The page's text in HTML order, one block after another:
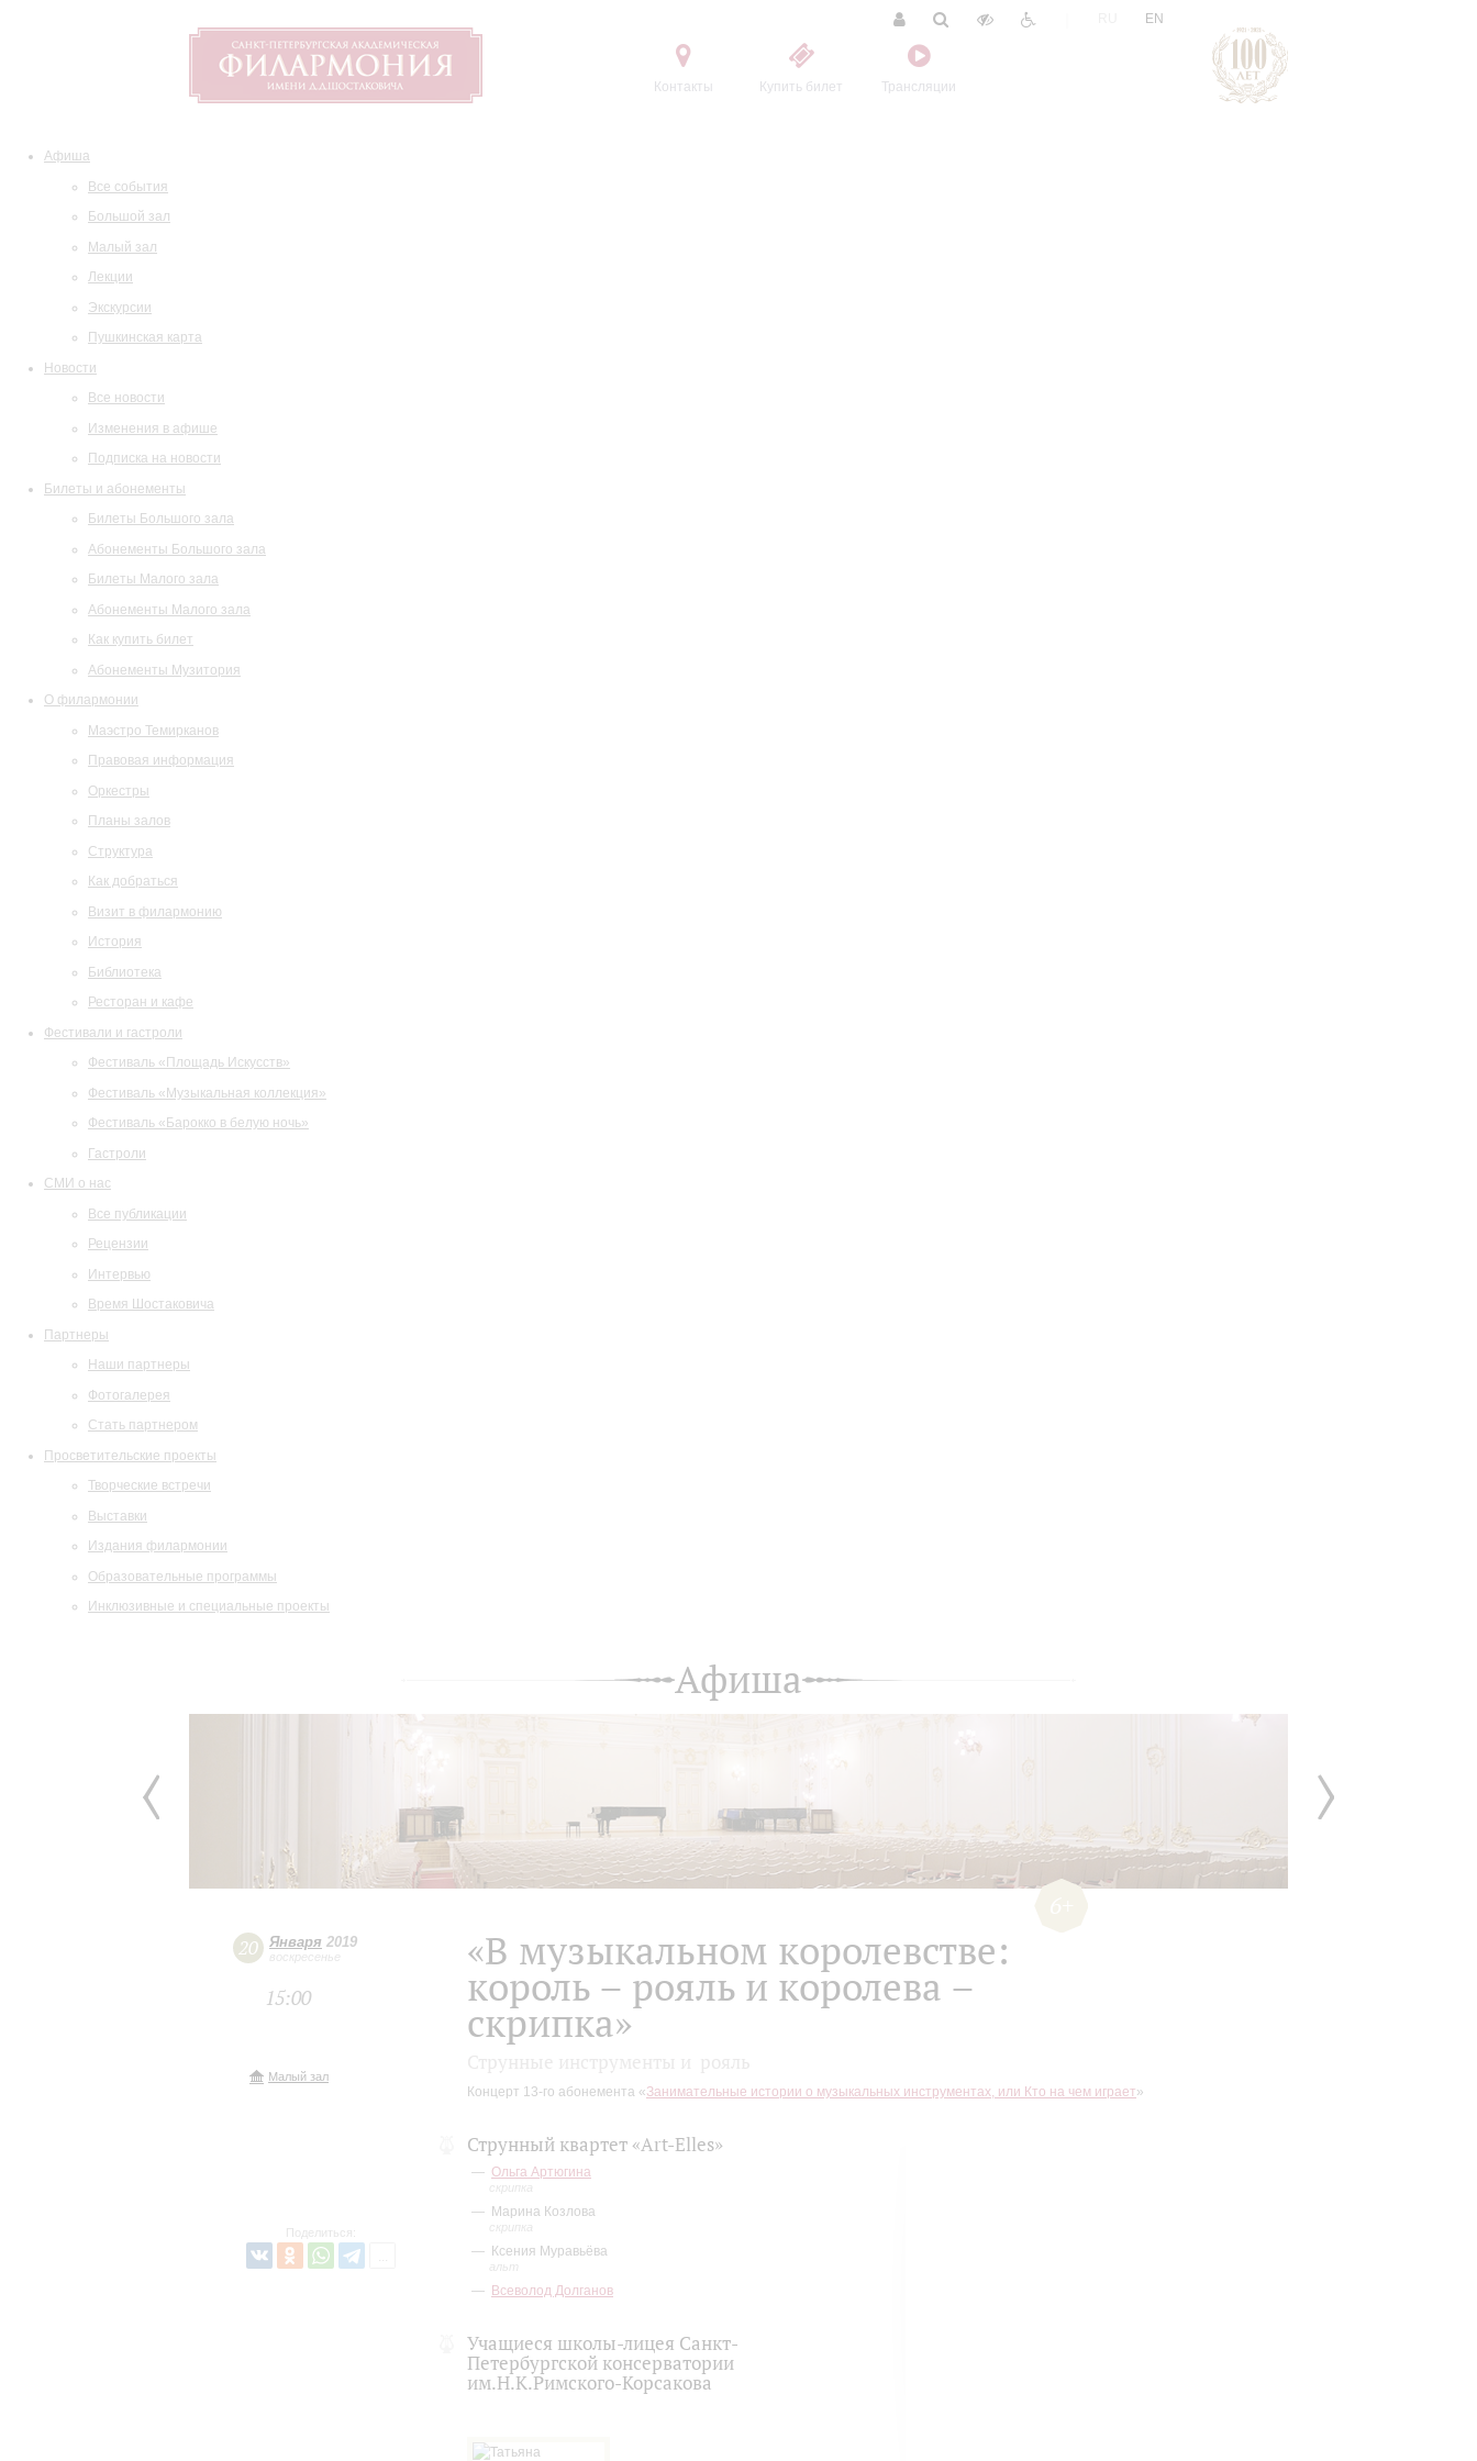
Контакты Купить билет Трансляции
EN
Афиша
Все события
Большой зал
Малый зал
Лекции
Экскурсии
Пушкинская карта
Новости
Все новости
Изменения в афише
Подписка на новости
Билеты и абонементы
Билеты Большого зала
Абонементы Большого зала
Билеты Малого зала
Абонементы Малого зала
Как купить билет
Абонементы Музитория
О филармонии
Маэстро Темирканов
Правовая информация
Оркестры
Планы залов
Структура
Как добраться
Визит в филармонию
История
Библиотека
Ресторан и кафе
Фестивали и гастроли
Фестиваль «Площадь Искусств»
Фестиваль «Музыкальная коллекция»
Фестиваль «Барокко в белую ночь»
Гастроли
СМИ о нас
Все публикации
Рецензии
Интервью
Время Шостаковича
Партнеры
Наши партнеры
Фотогалерея
Стать партнером
Просветительские проекты
Творческие встречи
Выставки
Издания филармонии
Образовательные программы
Инклюзивные и специальные проекты
Афиша
20 Января 2019
воскресенье
15:00
Малый зал
Поделиться:
«В музыкальном королевстве:
король – рояль и королева –
скрипка»
Концерт 13-го абонемента «Занимательные истории о музыкальных инструментах, или Кто на чем играет»
Струнный квартет «Art-Elles»
Ольга Артюгина
скрипка
Марина Козлова
скрипка
Ксения Муравьёва
альт
Всеволод Долганов
Учащиеся школы-лицея Санкт-
Петербургской консерватории
им.Н.К.Римского-Корсакова